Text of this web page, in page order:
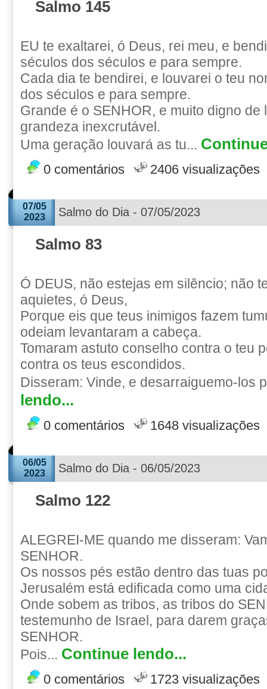
Salmo 145
EU te exaltarei, ó Deus, rei meu, e
séculos dos séculos e para sempre.
Cada dia te bendirei, e louvarei o teu
dos séculos e para sempre.
Grande é o SENHOR, e muito digno de
grandeza inexcrutável.
Uma geração louvará as tu...
0 comentários 2406 visualizações
07/05
2023
Salmo do Dia - 07/05/2023
Salmo 83
Ó DEUS, não estejas em silêncio; não
aquietes, ó Deus,
Porque eis que teus inimigos fazem
odeiam levantaram a cabeça.
Tomaram astuto conselho contra o teu
contra os teus escondidos.
Disseram: Vinde, e desarraiguemo-los
lendo...
0 comentários 1648 visualizações
06/05
2023
Salmo do Dia - 06/05/2023
Salmo 122
ALEGREI-ME quando me disseram:
SENHOR.
Os nossos pés estão dentro das tuas
Jerusalém está edificada como uma
Onde sobem as tribos, as tribos do
testemunho de Israel, para darem
SENHOR.
Pois... Continue lendo...
0 comentários 1723 visualizações